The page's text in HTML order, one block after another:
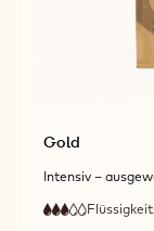
Gold
Intensiv –
3